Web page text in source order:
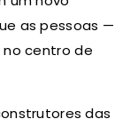
as pessoas —
centro de
das